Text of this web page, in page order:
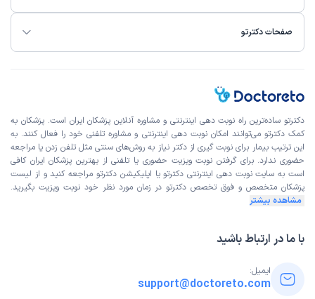
صفحات دکترتو
دکترتو ساده‌ترین راه نوبت‌ دهی اینترنتی و مشاوره آنلاین پزشکان ایران است. پزشکان به
کمک دکترتو می‌توانند امکان نوبت دهی اینترنتی و مشاوره تلفنی خود را فعال کنند. به
این ترتیب بیمار برای نوبت گیری از دکتر نیاز به روش‌های سنتی مثل تلفن زدن یا مراجعه
حضوری ندارد. برای گرفتن نوبت ویزیت حضوری یا تلفنی از بهترین پزشکان ایران کافی
است به سایت نوبت دهی اینترنتی دکترتو یا اپلیکیشن دکترتو مراجعه کنید و از لیست
پزشکان متخصص و فوق تخصص دکترتو در زمان مورد نظر خود نوبت ویزیت بگیرید.
مشاهده بیشتر
با ما در ارتباط باشید
ایمیل:
support@doctoreto.com